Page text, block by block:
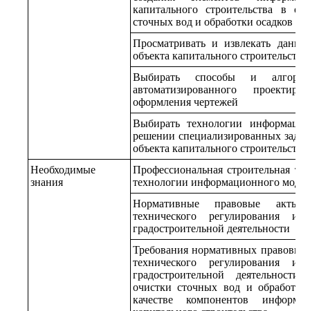
капитального строительства в
сточных вод и обработки осадков
Просматривать и извлекать
объекта капитального строительства
Выбирать способы и
автоматизированного
оформления чертежей
Выбирать технологии
решении специализированных
объекта капитального строительства
Необходимые
знания
Профессиональная строительная
технологии информационного
Нормативные правовые
технического регулирования
градостроительной деятельности
Требования нормативных
технического регулирования
градостроительной
очистки сточных вод и
качестве компонентов